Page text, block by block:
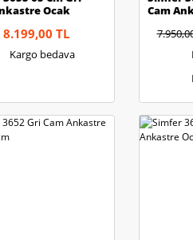
Ocak
8.199,00 TL
Kargo bedava
Cam